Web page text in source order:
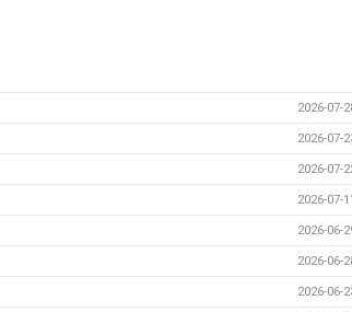
2026-07-
2026-07-
2026-07-
2026-07-
2026-06-
2026-06-
2026-06-